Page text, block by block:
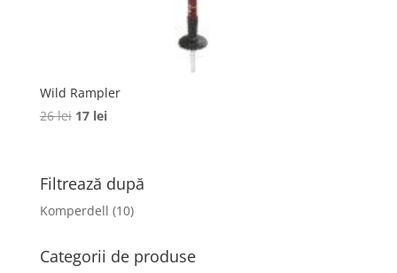
Wild Rampler
26lei Prețul
fost:
17 leiPrețul
17 lei.
Filtrează după
Komperdell (10)
Categorii de produse